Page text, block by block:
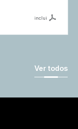
inclui
Ver todos